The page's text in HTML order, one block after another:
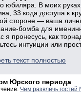
юбиляра. В моих
33 кода доступа к
стороне — ваша
бомба для
я пронесусь, как
интуиции или
текст полностью
Юрского периода
Чем развлечь